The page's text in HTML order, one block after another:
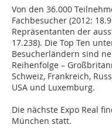
Von den 36.000
Fachbesucher (2012:
Repräsentanten der
17.238). Die Top Ten
Besucherländern sind
Reihenfolge –
Schweiz, Frankreich,
USA und Luxemburg.
Die nächste Expo Real
München statt.